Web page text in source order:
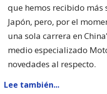
que hemos recibido más
Japón, pero, por el
una sola carrera en
medio especializado
novedades al respecto.
Lee también...